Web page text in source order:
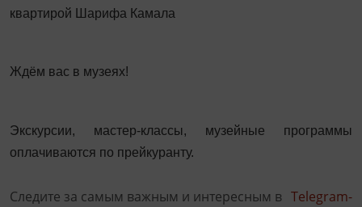
квартирой Шарифа Камала
Ждём вас в музеях!
Экскурсии, мастер-классы, музейные программы
оплачиваются по прейкуранту.
Следите за самым важным и интересным в Telegram-